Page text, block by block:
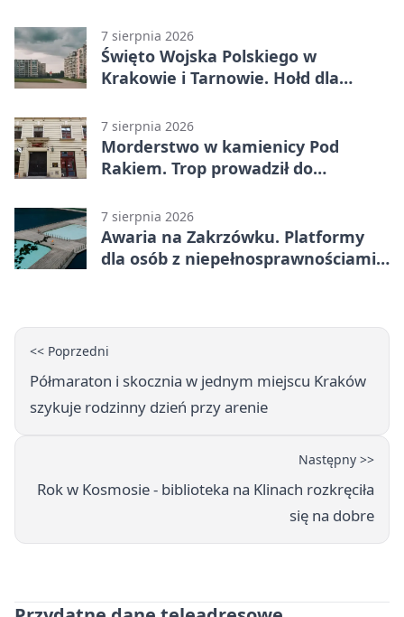
7 sierpnia 2026
Święto Wojska Polskiego w
Krakowie i Tarnowie. Hołd dla
7 sierpnia 2026
Morderstwo w kamienicy Pod
Rakiem. Trop prowadził do
7 sierpnia 2026
Awaria na Zakrzówku. Platformy
dla osób z niepełnosprawnościami
<< Poprzedni
Półmaraton i skocznia w jednym miejscu Kraków
szykuje rodzinny dzień przy arenie
Następny >>
Rok w Kosmosie - biblioteka na Klinach rozkręciła
się na dobre